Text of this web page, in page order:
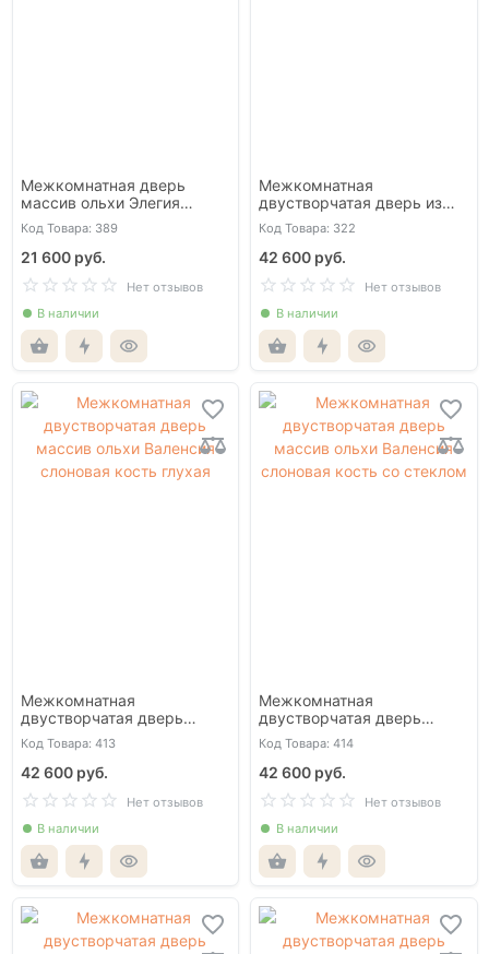
Межкомнатная дверь
массив ольхи Элегия
эмаль белая со стеклом
Код Товара: 389
21 600 руб.
Нет отзывов
В наличии
Межкомнатная
двустворчатая дверь из
массива ольхи Гармония
белая эмаль со стеклом
Код Товара: 322
42 600 руб.
Нет отзывов
В наличии
Межкомнатная
двустворчатая дверь
массив ольхи Валенсия
слоновая кость глухая
Код Товара: 413
42 600 руб.
Нет отзывов
В наличии
Межкомнатная
двустворчатая дверь
массив ольхи Валенсия
слоновая кость со стеклом
Код Товара: 414
42 600 руб.
Нет отзывов
В наличии